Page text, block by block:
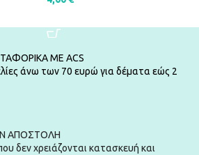
ΜΕ ACS
άνω των 70 ευρώ για δέματα εώς 2
ΑΠΟΣΤΟΛΗ
δεν χρειάζονται κατασκευή και